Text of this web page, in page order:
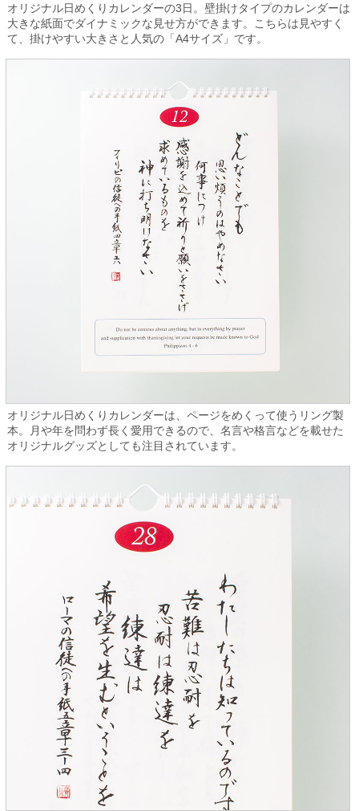
オリジナル日めくりカレンダーの3日。壁掛けタイプのカレンダーは
大きな紙面でダイナミックな見せ方ができます。こちらは見やすく
て、掛けやすい大きさと人気の「A4サイズ」です。
オリジナル日めくりカレンダーは、ページをめくって使うリング製
本。月や年を問わず長く愛用できるので、名言や格言などを載せた
オリジナルグッズとしても注目されています。